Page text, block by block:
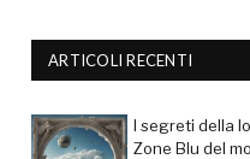
ARTICOLI RECENTI
I segreti della
Zone Blu del